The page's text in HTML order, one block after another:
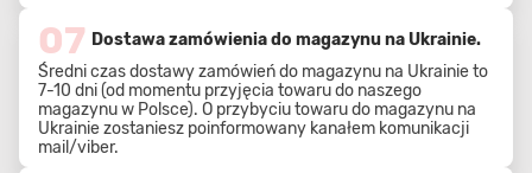
07 Dostawa zamówienia do magazynu na Ukrainie.
Średni czas dostawy zamówień do magazynu na Ukrainie to
7-10 dni (od momentu przyjęcia towaru do naszego
magazynu w Polsce). O przybyciu towaru do magazynu na
Ukrainie zostaniesz poinformowany kanałem komunikacji
mail/viber.